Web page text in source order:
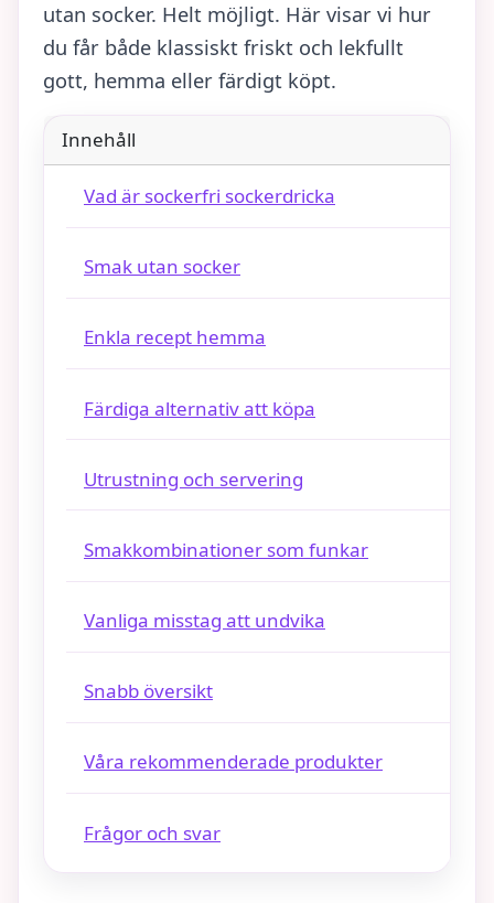
utan socker. Helt möjligt. Här visar vi hur
du får både klassiskt friskt och lekfullt
gott, hemma eller färdigt köpt.
Innehåll
Vad är sockerfri sockerdricka
Smak utan socker
Enkla recept hemma
Färdiga alternativ att köpa
Utrustning och servering
Smakkombinationer som funkar
Vanliga misstag att undvika
Snabb översikt
Våra rekommenderade produkter
Frågor och svar